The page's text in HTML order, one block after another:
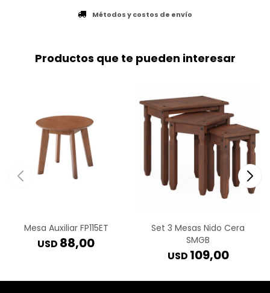
Métodos y costos de envío
Productos que te pueden interesar
Mesa Auxiliar FP115ET
USD 88,00
Set 3 Mesas Nido Cera
SMGB
USD 109,00